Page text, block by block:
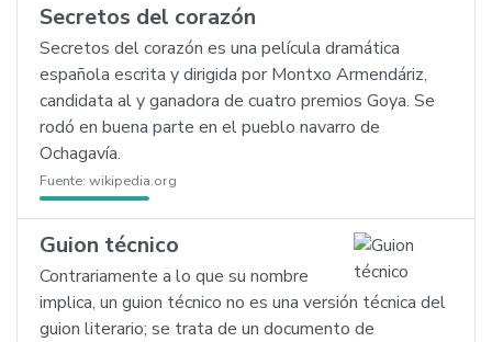
Secretos del corazón
Secretos del corazón es una película dramática
española escrita y dirigida por Montxo Armendáriz,
candidata al y ganadora de cuatro premios Goya. Se
rodó en buena parte en el pueblo navarro de
Ochagavía.
Fuente: wikipedia.org
Guion técnico
Contrariamente a lo que su nombre
implica, un guion técnico no es una versión técnica del
guion literario; se trata de un documento de